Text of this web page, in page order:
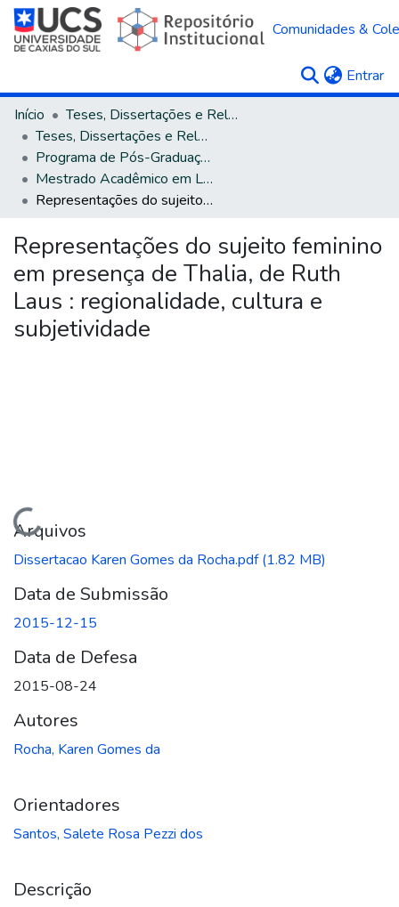
Comunidades &
Entrar
Início
Teses, Dissertações e Relatórios
Teses, Dissertações e Relatórios defendidos na UCS
Programa de Pós-Graduação em Letras
Mestrado Acadêmico em Letras e Cultura
Representações do sujeito feminino em presença de Thalia, de Ruth Laus : regionalidade, cultura e subjetividade
Representações do sujeito feminino
em presença de Thalia, de Ruth
Laus : regionalidade, cultura e
subjetividade
Carregando...
Arquivos
Dissertacao Karen Gomes da Rocha.pdf(1.82 MB)
Data de Submissão
2015-12-15
Data de Defesa
2015-08-24
Autores
Rocha, Karen Gomes da
Orientadores
Santos, Salete Rosa Pezzi dos
Descrição